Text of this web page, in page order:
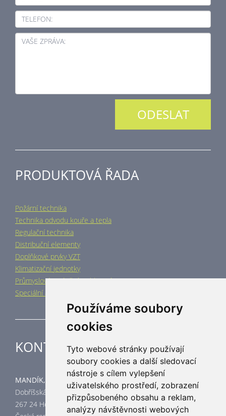
Používáme soubory
cookies
Tyto webové stránky používají
soubory cookies a další sledovací
nástroje s cílem vylepšení
uživatelského prostředí, zobrazení
přizpůsobeného obsahu a reklam,
analýzy návštěvnosti webových
TELEFON:
VAŠE ZPRÁVA:
PRODUKTOVÁ ŘADA
Požární technika
Technika odvodu kouře a tepla
Regulační technika
Distribuční elementy
Doplňkové prvky VZT
Klimatizační jednotky
Průmyslové vytápění a chlazení
Speciální aplikace
KONTAKT
MANDÍK, a.s.
Dobříšská 550
267 24 Hostomice